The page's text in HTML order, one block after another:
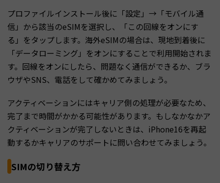
プロファイルインストール後に「設定」→「モバイル通
信」から該当のeSIMを選択し、「この回線をオンにす
る」をタップします。海外eSIMの場合は、現地到着後に
「データローミング」をオンにすることで利用開始されま
す。回線をオンにしたら、問題なく通信ができるか、ブラ
ウザやSNS、電話をして確かめてみましょう。
アクティベーションにはキャリア側の処理が必要なため、
完了まで時間がかかる可能性があります。もしなかなかア
クティベーションが完了しないときは、iPhone16を再起
動するかキャリアのサポートに問い合わせてみましょう。
SIMの切り替え方